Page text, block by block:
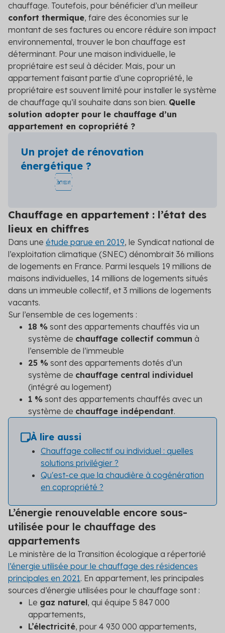
Audit énergétique
Réalisez votre audit et définissez les meilleurs
scénarios de travaux
Diagnostic technique global
Assurez la pérennité de votre copropriété avec un
diagnostic complet et adapté
Voir toutes les solutions
Voir toutes nos solutions
chauffage. Toutefois, pour bénéficier d’un meilleur
confort thermique, faire des économies sur le
montant de ses factures ou encore réduire son impact
environnemental, trouver le bon chauffage est
déterminant. Pour une maison individuelle, le
propriétaire est seul à décider. Mais, pour un
appartement faisant partie d’une copropriété, le
propriétaire est souvent limité pour installer le système
de chauffage qu’il souhaite dans son bien. Quelle
solution adopter pour le chauffage d’un
appartement en copropriété ?
Un projet de rénovation
énergétique ?
Chauffage en appartement : l’état des
lieux en chiffres
Dans une étude parue en 2019, le Syndicat national de
l’exploitation climatique (SNEC) dénombrait 36 millions
de logements en France. Parmi lesquels 19 millions de
maisons individuelles, 14 millions de logements situés
dans un immeuble collectif, et 3 millions de logements
vacants.
Sur l’ensemble de ces logements :
18 % sont des appartements chauffés via un
système de chauffage collectif commun à
l’ensemble de l’immeuble
25 % sont des appartements dotés d’un
système de chauffage central individuel
(intégré au logement)
1 % sont des appartements chauffés avec un
système de chauffage indépendant.
À lire aussi
Chauffage collectif ou individuel : quelles
solutions privilégier ?
Qu'est-ce que la chaudière à cogénération
en copropriété ?
L’énergie renouvelable encore sous-
utilisée pour le chauffage des
appartements
Le ministère de la Transition écologique a répertorié
l’énergie utilisée pour le chauffage des résidences
principales en 2021. En appartement, les principales
sources d’énergie utilisées pour le chauffage sont :
Le gaz naturel, qui équipe 5 847 000
appartements,
L’électricité, pour 4 930 000 appartements,